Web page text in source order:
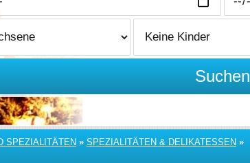
Suchen
SPEZIALITÄTEN » SPEZIALITÄTEN & DELIKATESSEN »